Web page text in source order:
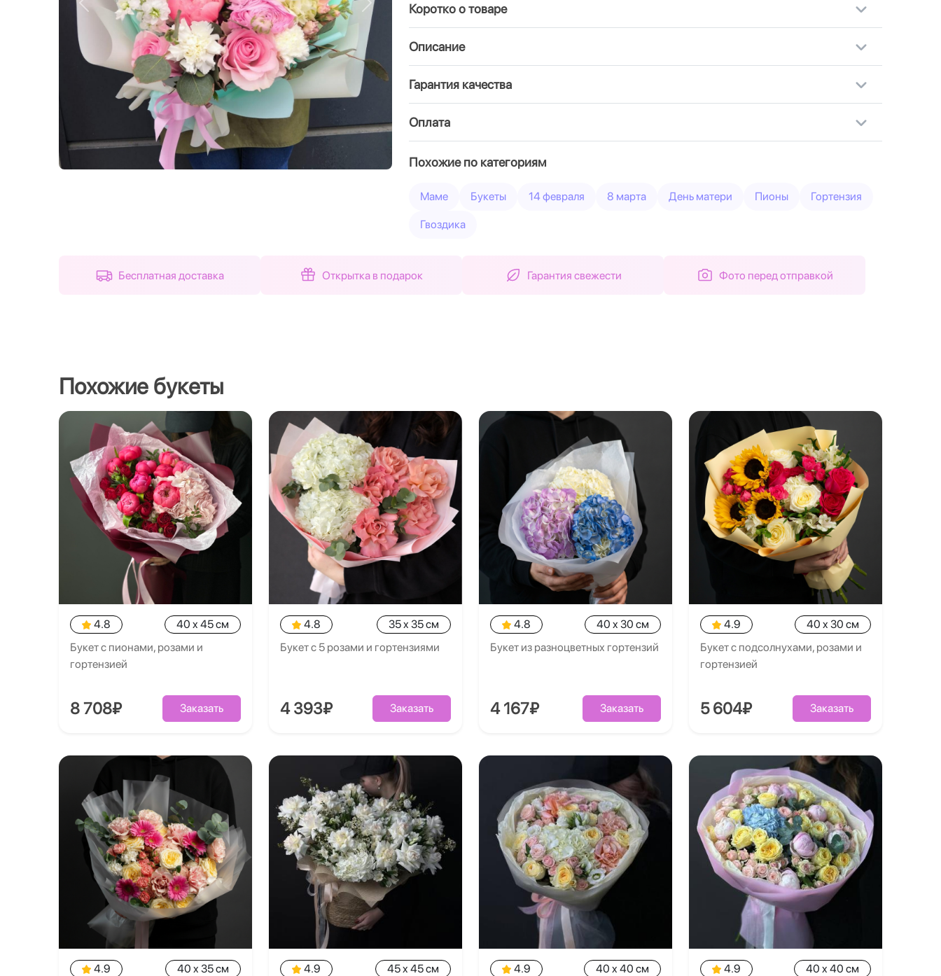
Назад Вперед Коротко о товаре
Описание
Гарантия качества
Оплата
Похожие по категориям
Маме Букеты 14 февраля 8 марта День матери Пионы Гортензия
Гвоздика
Бесплатная доставка Открытка в подарок Гарантия свежести Фото перед отправкой
Похожие букеты
4.8
40 x 45 см
Букет с пионами, розами и
гортензией
8 708₽ Заказать
4.8
35 x 35 см
Букет с 5 розами и гортензиями
4 393₽ Заказать
4.8
40 x 30 см
Букет из разноцветных гортензий
4 167₽ Заказать
4.9
40 x 30 см
Букет с подсолнухами, розами и
гортензией
5 604₽ Заказать
4.9
40 x 35 см
4.9
45 x 45 см
4.9
40 x 40 см
4.9
40 x 40 см